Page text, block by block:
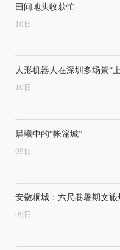
田间地头收获忙
10 日
人形机器人在深圳多场景“
10 日
晨曦中的“帐篷城”
09 日
安徽桐城：六尺巷暑期文旅
09 日